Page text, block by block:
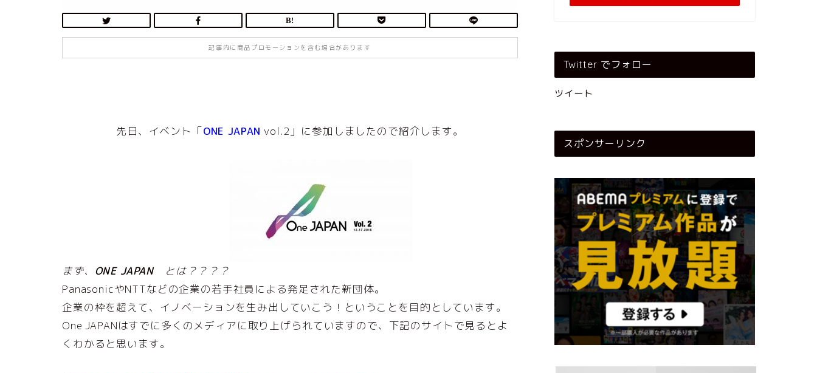
記事内に商品プロモーションを含む場合があります
先日、イベント「ONE JAPAN vol.2」に参加しましたので紹介します。
まず、 ONE JAPAN とは？？？？
PanasonicやNTTなどの企業の若手社員による発足された新団体。
企業の枠を超えて、イノベーションを生み出していこう！ということを目的としています。
One JAPANはすでに多くのメディアに取り上げられていますので、下記のサイトで見るとよ
くわかると思います。
Twitter でフォロー
ツイート
スポンサーリンク